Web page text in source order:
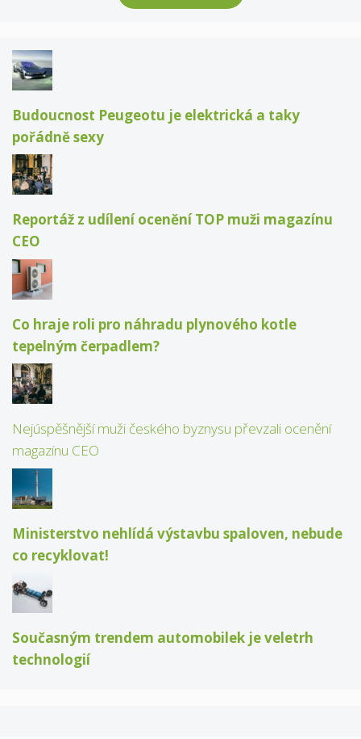
Budoucnost Peugeotu je elektrická a taky
pořádně sexy
Reportáž z udílení ocenění TOP muži magazínu
CEO
Co hraje roli pro náhradu plynového kotle
tepelným čerpadlem?
Nejúspěšnější muži českého byznysu převzali ocenění
magazínu CEO
Ministerstvo nehlídá výstavbu spaloven, nebude
co recyklovat!
Současným trendem automobilek je veletrh
technologií